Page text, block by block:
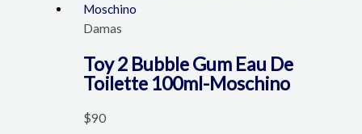
Damas
Toy 2 Bubble Gum Eau De
Toilette 100ml-Moschino
$90